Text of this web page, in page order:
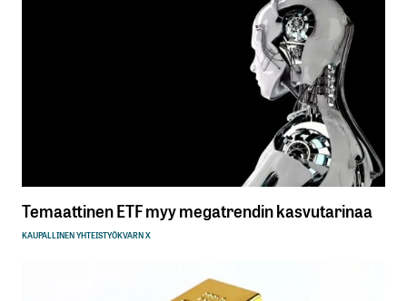
Temaattinen ETF myy megatrendin kasvutarinaa
KAUPALLINEN YHTEISTYÖKVARN X